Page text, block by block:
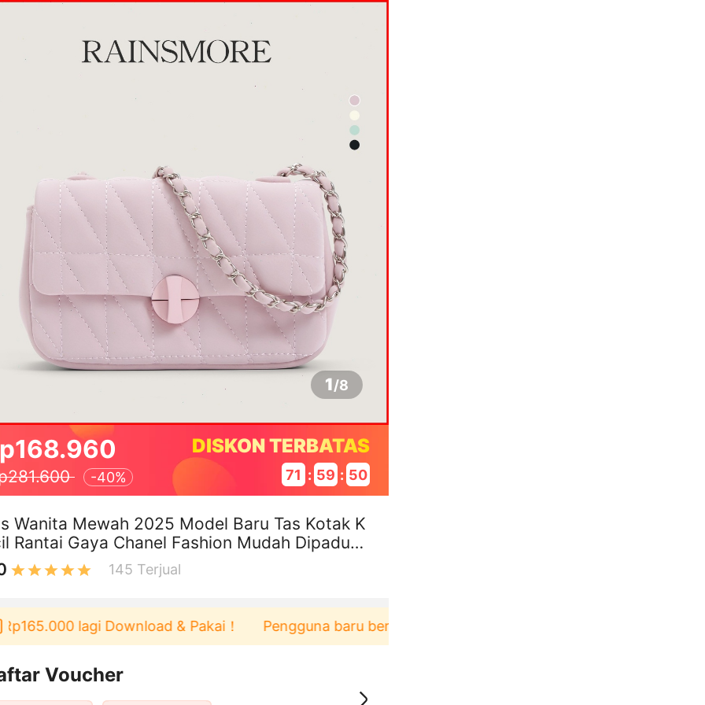
1/8
-40%
DISKON TERBATAS
71 : 59 : 49
Wanita Mewah 2025 Model Baru Tas Kotak K
Rantai Gaya Chanel Fashion Mudah Dipaduka
Selempang Dan Tas Bahu
145 Terjual
lagi Download & Pakai！ Pengguna baru berbelanja di aplikasi Akulaku bisa dapat voucher
Voucher